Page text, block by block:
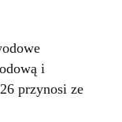
i
przynosi ze